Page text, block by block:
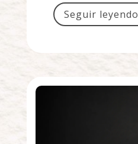
Seguir leyendo